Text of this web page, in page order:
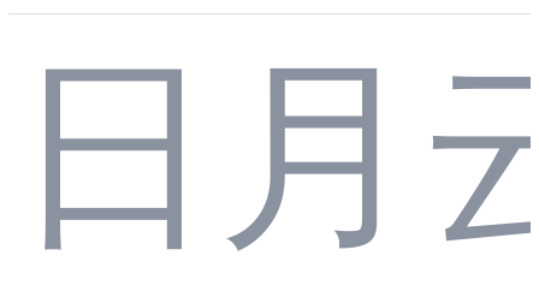
日月